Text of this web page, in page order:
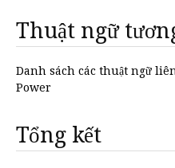
Thuật ngữ
Danh sách các thuật ngữ
Power
Tổng kết